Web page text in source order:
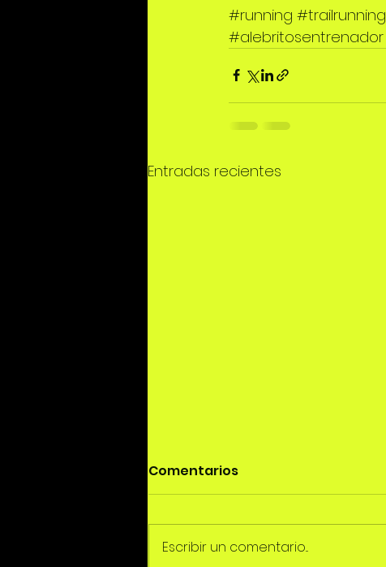
#running #trailrunning
#alebritosentrenador
Entradas recientes
Comentarios
Escribir un comentario...